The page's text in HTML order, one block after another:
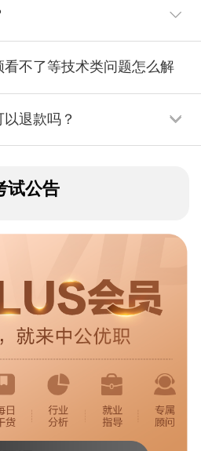
不了等技术类问题怎么解
退款吗？
试公告